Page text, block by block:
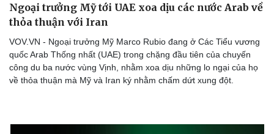
Ngoại trưởng Mỹ tới UAE xoa dịu các nước Arab về
thỏa thuận với Iran
VOV.VN - Ngoại trưởng Mỹ Marco Rubio đang ở Các Tiểu vương
quốc Arab Thống nhất (UAE) trong chặng đầu tiên của chuyến
công du ba nước vùng Vịnh, nhằm xoa dịu những lo ngại của họ
về thỏa thuận mà Mỹ và Iran ký nhằm ​​chấm dứt xung đột.